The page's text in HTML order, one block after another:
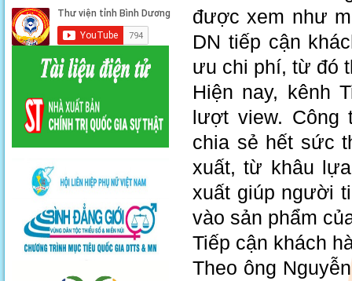
được xem như
DN tiếp cận
ưu chi phí, từ đó
Hiện nay, kênh
lượt view. Công
chia sẻ hết sức
xuất, từ khâu
xuất giúp người
vào sản phẩm
Tiếp cận khách
Theo ông